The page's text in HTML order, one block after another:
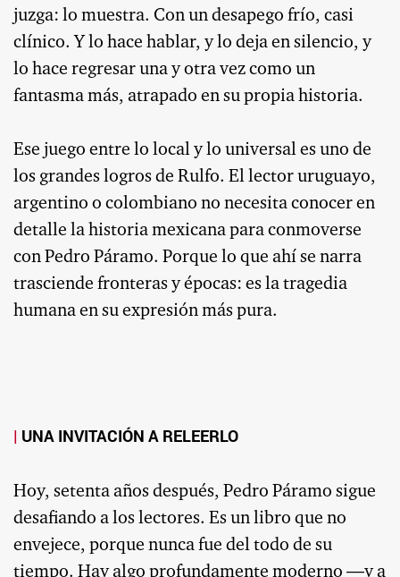
juzga: lo muestra. Con un desapego frío, casi
clínico. Y lo hace hablar, y lo deja en silencio, y
lo hace regresar una y otra vez como un
fantasma más, atrapado en su propia historia.
Ese juego entre lo local y lo universal es uno de
los grandes logros de Rulfo. El lector uruguayo,
argentino o colombiano no necesita conocer en
detalle la historia mexicana para conmoverse
con Pedro Páramo. Porque lo que ahí se narra
trasciende fronteras y épocas: es la tragedia
humana en su expresión más pura.
UNA INVITACIÓN A RELEERLO
Hoy, setenta años después, Pedro Páramo sigue
desafiando a los lectores. Es un libro que no
envejece, porque nunca fue del todo de su
tiempo. Hay algo profundamente moderno —y a